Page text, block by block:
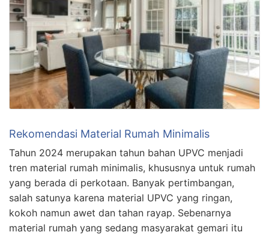
Rekomendasi Material Rumah Minimalis
Tahun 2024 merupakan tahun bahan UPVC menjadi
tren material rumah minimalis, khususnya untuk rumah
yang berada di perkotaan. Banyak pertimbangan,
salah satunya karena material UPVC yang ringan,
kokoh namun awet dan tahan rayap. Sebenarnya
material rumah yang sedang masyarakat gemari itu